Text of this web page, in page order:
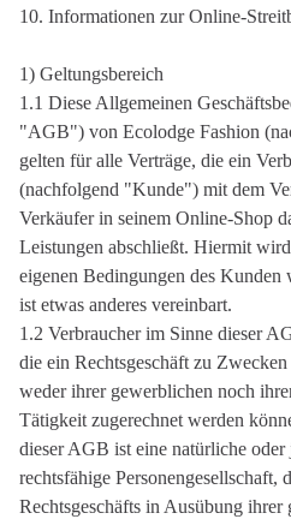
10. Informationen zur Online-
1) Geltungsbereich
1.1 Diese Allgemeinen
"AGB") von Ecolodge Fashion
gelten für alle Verträge, die ein
(nachfolgend "Kunde") mit dem
Verkäufer in seinem Online-Shop
Leistungen abschließt. Hiermit
eigenen Bedingungen des Kunden
ist etwas anderes vereinbart.
1.2 Verbraucher im Sinne dieser
die ein Rechtsgeschäft zu
weder ihrer gewerblichen noch
Tätigkeit zugerechnet werden
dieser AGB ist eine natürliche oder
rechtsfähige Personengesellschaft,
Rechtsgeschäfts in Ausübung ihrer